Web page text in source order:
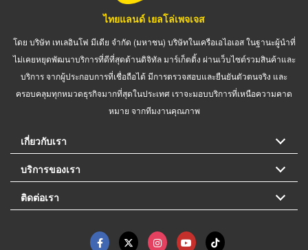
ไทยแลนด์ เยลโล่เพจเจส
โดย บริษัท เทเลอินโฟ มีเดีย จำกัด (มหาชน) บริษัทในเครือเอไอเอส ในฐานะผู้นำที่
ไม่เคยหยุดพัฒนาบริการที่ดีที่สุดด้านดิจิทัล มาร์เก็ตติ้ง ผ่านเว็บไซต์รวมสินค้าและ
บริการ จากผู้ประกอบการที่เชื่อถือได้ มีการตรวจสอบและยืนยันตัวตนจริง และ
ครอบคลุมทุกหมวดธุรกิจมากที่สุดในประเทศ เราจะมอบบริการที่เหนือความคาด
หมาย จากทีมงานคุณภาพ
เกี่ยวกับเรา
บริการของเรา
ติดต่อเรา